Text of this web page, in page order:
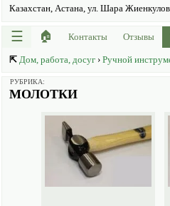
Казахстан, Астана, ул. Шара
☰ 🏠 Контакты Отзывы
⇱ Дом, работа, досуг › Ручной
РУБРИКА:
МОЛОТКИ